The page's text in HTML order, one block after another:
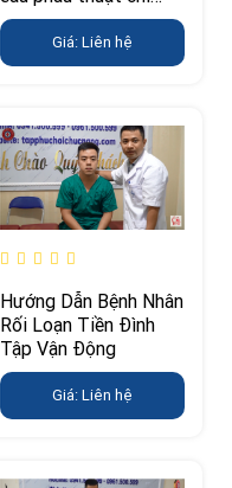
dưới
Giá: Liên hệ
Hướng Dẫn Bệnh Nhân
Rối Loạn Tiền Đình
Tập Vận Động
Giá: Liên hệ